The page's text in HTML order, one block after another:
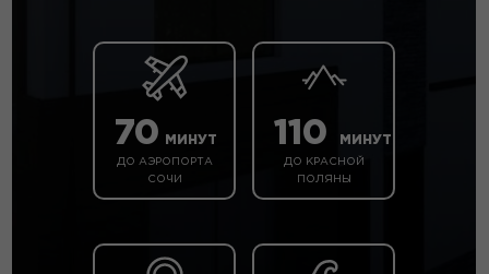
70 МИНУТ
ДО АЭРОПОРТА
СОЧИ
110 МИНУТ
ДО КРАСНОЙ
ПОЛЯНЫ